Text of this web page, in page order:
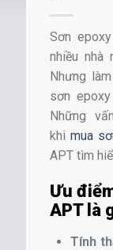
Sơn
nhiều nhà
Nhưng
sơn
Những
khimua
APT tìm
Ưu
APT là
Tính